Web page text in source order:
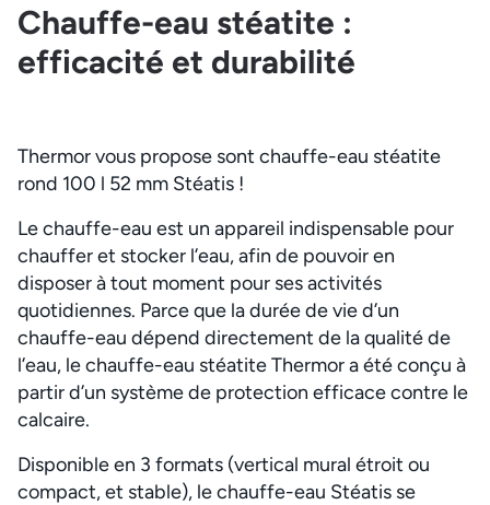
Chauffe-eau stéatite :
efficacité et durabilité
Thermor vous propose sont chauffe-eau stéatite
rond 100 l 52 mm Stéatis !
Le chauffe-eau est un appareil indispensable pour
chauffer et stocker l’eau, afin de pouvoir en
disposer à tout moment pour ses activités
quotidiennes. Parce que la durée de vie d’un
chauffe-eau dépend directement de la qualité de
l’eau, le chauffe-eau stéatite Thermor a été conçu à
partir d’un système de protection efficace contre le
calcaire.
Disponible en 3 formats (vertical mural étroit ou
compact, et stable), le chauffe-eau Stéatis se